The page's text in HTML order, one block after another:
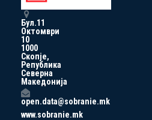
Бул.11
Октомври
10
1000
Скопје,
Република
Северна
Македонија
open.data@sobranie.mk
www.sobranie.mk